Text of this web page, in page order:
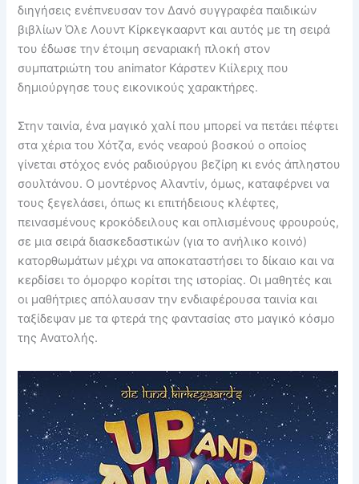
διηγήσεις ενέπνευσαν τον Δανό συγγραφέα παιδικών
βιβλίων Όλε Λουντ Κίρκεγκααρντ και αυτός με τη σειρά
του έδωσε την έτοιμη σεναριακή πλοκή στον
συμπατριώτη του animator Κάρστεν Κιίλεριχ που
δημιούργησε τους εικονικούς χαρακτήρες.
Στην ταινία, ένα μαγικό χαλί που μπορεί να πετάει πέφτει
στα χέρια του Χότζα, ενός νεαρού βοσκού ο οποίος
γίνεται στόχος ενός ραδιούργου βεζίρη κι ενός άπληστου
σουλτάνου. Ο μοντέρνος Αλαντίν, όμως, καταφέρνει να
τους ξεγελάσει, όπως κι επιτήδειους κλέφτες,
πεινασμένους κροκόδειλους και οπλισμένους φρουρούς,
σε μια σειρά διασκεδαστικών (για το ανήλικο κοινό)
κατορθωμάτων μέχρι να αποκαταστήσει το δίκαιο και να
κερδίσει το όμορφο κορίτσι της ιστορίας. Οι μαθητές και
οι μαθήτριες απόλαυσαν την ενδιαφέρουσα ταινία και
ταξίδεψαν με τα φτερά της φαντασίας στο μαγικό κόσμο
της Ανατολής.